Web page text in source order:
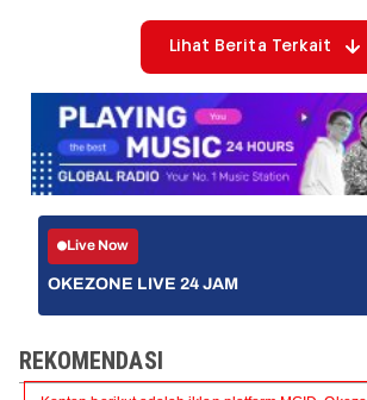
Lihat Berita Terkait
Live Now
OKEZONE LIVE 24 JAM